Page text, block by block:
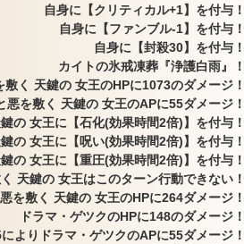
自身に【クリティカル+1】を付与！
自身に【ファンブル-1】を付与！
自身に【封殺30】を付与！
カイトの氷戒凍葬『浄護白雨』！
敷く 天鍵の 女王のHPに1073のダメージ！
悪を敷く 天鍵の 女王のAPに55ダメージ！
の 女王に【石化(効果時間2倍)】を付与！
の 女王に【呪い(効果時間2倍)】を付与！
の 女王に【重圧(効果時間2倍)】を付与！
天鍵の 女王はこのターン行動できない！
を敷く 天鍵の 女王のHPに264ダメージ！
ドラマ・ゲツクのHPに148のダメージ！
よりドラマ・ゲツクのAPに55ダメージ！